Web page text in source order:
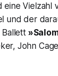
Vielzahl
und der
Ballett
John